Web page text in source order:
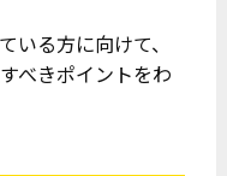
いる方に向けて、
べきポイントをわ